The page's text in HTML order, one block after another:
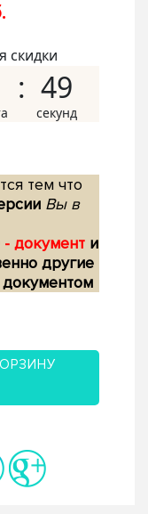
скидки
48
тем что
Вы в
- документ и
другие